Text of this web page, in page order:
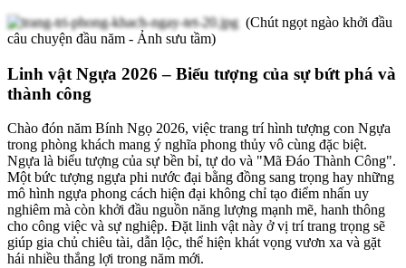
(Chút ngọt ngào khởi đầu
câu chuyện đầu năm - Ảnh sưu tầm)
Linh vật Ngựa 2026 – Biểu tượng của sự bứt phá và
thành công
Chào đón năm Bính Ngọ 2026, việc trang trí hình tượng con Ngựa
trong phòng khách mang ý nghĩa phong thủy vô cùng đặc biệt.
Ngựa là biểu tượng của sự bền bỉ, tự do và "Mã Đáo Thành Công".
Một bức tượng ngựa phi nước đại bằng đồng sang trọng hay những
mô hình ngựa phong cách hiện đại không chỉ tạo điểm nhấn uy
nghiêm mà còn khởi đầu nguồn năng lượng mạnh mẽ, hanh thông
cho công việc và sự nghiệp. Đặt linh vật này ở vị trí trang trọng sẽ
giúp gia chủ chiêu tài, dẫn lộc, thể hiện khát vọng vươn xa và gặt
hái nhiều thắng lợi trong năm mới.